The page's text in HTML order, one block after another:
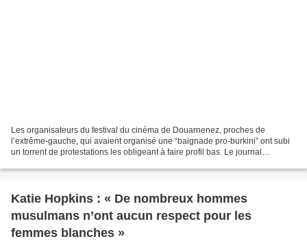
Les organisateurs du festival du cinéma de Douarnenez, proches de
l’extrême-gauche, qui avaient organisé une “baignade pro-burkini” ont subi
un torrent de protestations les obligeant à faire profil bas. Le journal
Katie Hopkins : « De nombreux hommes
musulmans n’ont aucun respect pour les
femmes blanches »